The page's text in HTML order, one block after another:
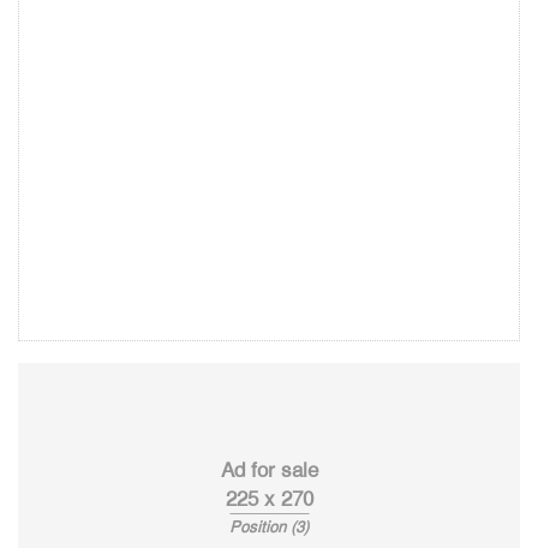
Ad for sale
225 x 270
Position (3)